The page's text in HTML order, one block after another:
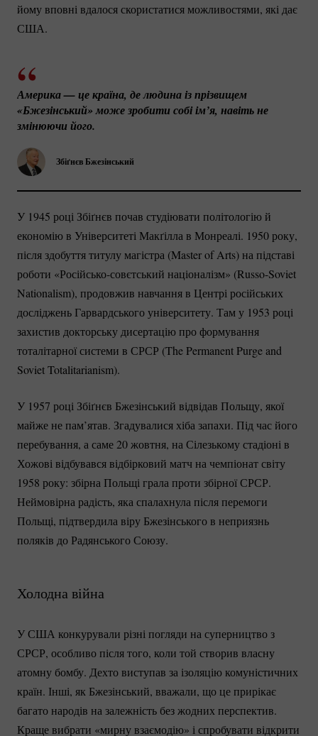
йому вповні вдалося скористатися можливостями, які дає
США.
Збіґнєв Бжезінський
Америка — це країна, де людина із прізвищем
«Бжезінський» може зробити собі ім’я, навіть не
змінюючи його.
У 1945 році Збіґнєв почав студіювати політологію й
економію в Університеті Макґілла в Монреалі. 1950 року,
після здобуття титулу магістра (Master of Arts) на підставі
роботи «Російсько-совєтський націоналізм» (Russo-Soviet
Nationalism), продовжив навчання в Центрі російських
досліджень Гарвардського університету. Там у 1953 році
захистив докторську дисертацію про формування
тоталітарної системи в СРСР (The Permanent Purge and
Soviet Totalitarianism).
У 1957 році Збіґнєв Бжезінський відвідав Польщу, якої
майже не пам’ятав. Згадувалися хіба запахи. Під час його
перебування, а саме 20 жовтня, на Сілезькому стадіоні в
Хожові відбувався відбірковий матч на чемпіонат світу
1958 року: збірна Польщі грала проти збірної СРСР.
Неймовірна радість, яка спалахнула після перемоги
Польщі, підтвердила віру Бжезінського в неприязнь
поляків до Радянського Союзу.
Холодна війна
У США конкурували різні погляди на суперництво з
СРСР, особливо після того, коли той створив власну
атомну бомбу. Дехто виступав за ізоляцію комуністичних
країн. Інші, як Бжезінський, вважали, що це прирікає
багато народів на залежність без жодних перспектив.
Краще вибрати «мирну взаємодію» і спробувати відкрити